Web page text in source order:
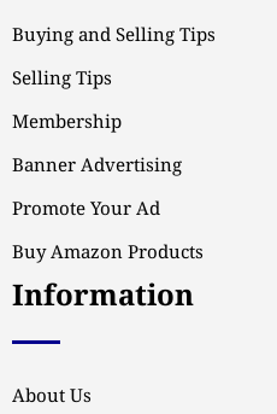
Buying and Selling Tips
Selling Tips
Membership
Banner Advertising
Promote Your Ad
Buy Amazon Products
Information
About Us